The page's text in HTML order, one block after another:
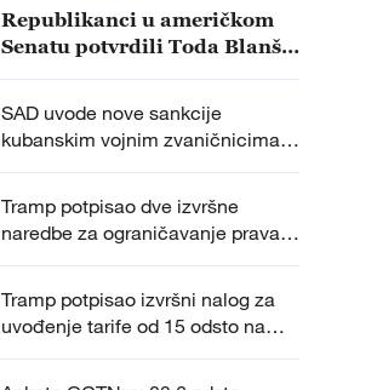
Republikanci u američkom
Senatu potvrdili Toda Blanša
SAD uvode nove sankcije
kubanskim vojnim zvaničnicima i
entitetima
Tramp potpisao dve izvršne
naredbe za ograničavanje prava
na državljanstvo po rođenju nakon
Tramp potpisao izvršni nalog za
uvođenje tarife od 15 odsto na
uvoz polisilicijuma